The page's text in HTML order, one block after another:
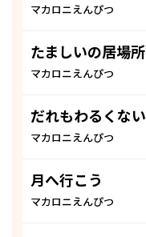
マカロニえんぴつ
たましいの居場所
マカロニえんぴつ
だれもわるくない
マカロニえんぴつ
月へ行こう
マカロニえんぴつ